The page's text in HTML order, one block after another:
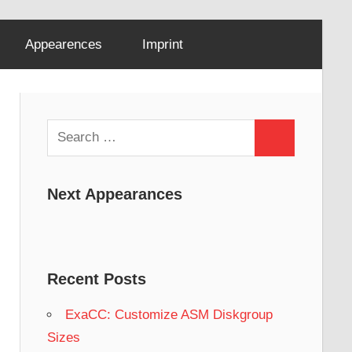
Appearences Imprint
Search
for:
Next Appearances
Recent Posts
ExaCC: Customize ASM Diskgroup
Sizes